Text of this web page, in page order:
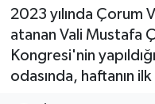
2023 yılında Çorum
atanan Vali Mustafa
Kongresi'nin
odasında, haftanın
EKONOMİ
GÜNCEL
Süper Lig Puan
Tüm Manşetler